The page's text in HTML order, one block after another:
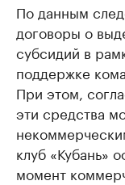
По данным
договоры о
субсидий в
поддержке
При этом,
эти средства
клуб «Кубань»
момент